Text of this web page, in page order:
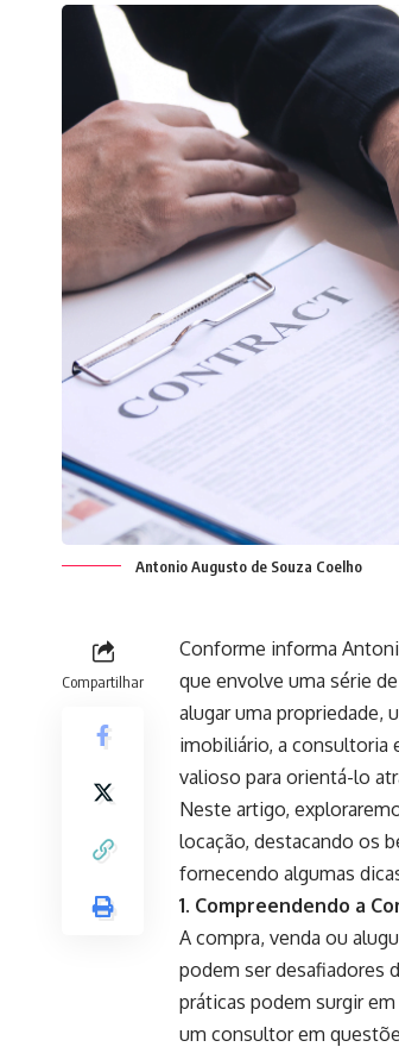
Antonio Augusto de Souza Coelho
Compartilhar
Conforme informa
que envolve uma série
alugar uma propriedade,
imobiliário, a consultoria
valioso para orientá-lo
Neste artigo,
locação, destacando os
fornecendo algumas
1. Compreendendo a
A compra, venda ou
podem ser desafiadores
práticas podem surgir
um consultor em